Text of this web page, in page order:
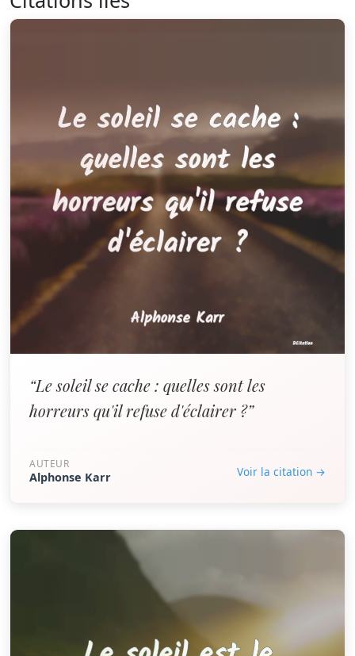
“Le soleil se cache : quelles sont les
horreurs qu'il refuse d'éclairer ?”
AUTEUR
Alphonse Karr Voir la citation →